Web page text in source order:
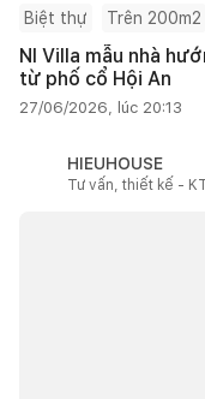
Biệt thự Trên 200m2
NI Villa mẫu nhà
từ phố cổ Hội An
27/06/2026, lúc 20:13
HIEUHOUSE
Tư vấn, thiết kế -